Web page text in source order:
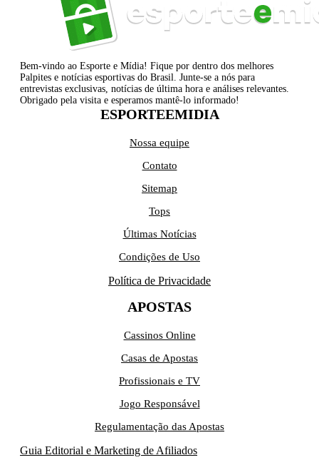
Bem-vindo ao Esporte e Mídia! Fique por dentro dos melhores
Palpites e notícias esportivas do Brasil. Junte-se a nós para
entrevistas exclusivas, notícias de última hora e análises relevantes.
Obrigado pela visita e esperamos mantê-lo informado!
ESPORTEEMIDIA
Nossa equipe
Contato
Sitemap
Tops
Últimas Notícias
Condições de Uso
Política de Privacidade
APOSTAS
Cassinos Online
Casas de Apostas
Profissionais e TV
Jogo Responsável
Regulamentação das Apostas
Guia Editorial e Marketing de Afiliados